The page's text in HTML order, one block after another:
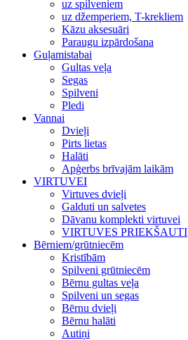
uz spilveniem
uz džemperiem, T-krekliem
Kāzu aksesuāri
Paraugu izpārdošana
Guļamistabai
Gultas veļa
Segas
Spilveni
Pledi
Vannai
Dvieļi
Pirts lietas
Halāti
Apģerbs brīvajām laikām
VIRTUVEI
Virtuves dvieļi
Galduti un salvetes
Dāvanu komplekti virtuvei
VIRTUVES PRIEKŠAUTI
Bērniem/grūtniecēm
Kristībām
Spilveni grūtniecēm
Bērnu gultas veļa
Spilveni un segas
Bērnu dvieļi
Bērnu halāti
Autiņi